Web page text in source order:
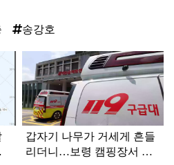
송강호
갑자기 나무가 거세게 흔들
리더니…보령 캠핑장서 일